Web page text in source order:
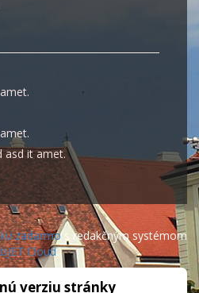
asd it amet.
zadarmos redakčným systémom
Cloud.
verziu stránky